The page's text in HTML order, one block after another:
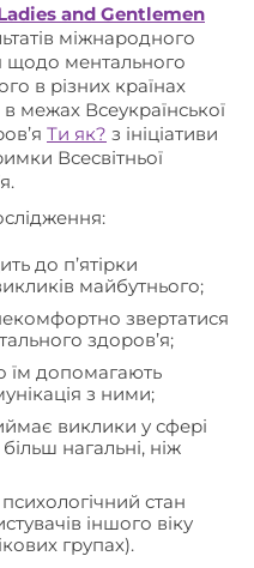
and Gentlemen
міжнародного
щодо ментального
в різних країнах
межах Всеукраїнської
Ти як? з ініціативи
Всесвітньої
до п’ятірки
майбутнього;
звертатися
здоров’я;
їм допомагають
з ними;
виклики у сфері
нагальні, ніж
стан
іншого віку
групах).